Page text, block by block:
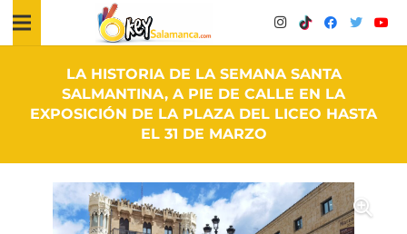
LA HISTORIA DE LA SEMANA SANTA
SALMANTINA, A PIE DE CALLE EN LA
EXPOSICIÓN DE LA PLAZA DEL LICEO HASTA
EL 31 DE MARZO